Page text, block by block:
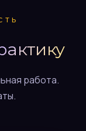
работа.